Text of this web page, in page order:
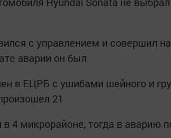
с управлением и совершил
аварии он был
в ЕЦРБ с ушибами шейного и
21
в 4 микрорайоне, тогда в аварию